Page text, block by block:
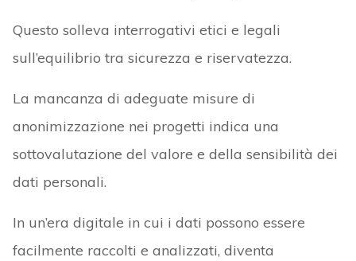
Questo solleva interrogativi etici e legali
sull’equilibrio tra sicurezza e riservatezza.
La mancanza di adeguate misure di
anonimizzazione nei progetti indica una
sottovalutazione del valore e della sensibilità dei
dati personali.
In un’era digitale in cui i dati possono essere
facilmente raccolti e analizzati, diventa